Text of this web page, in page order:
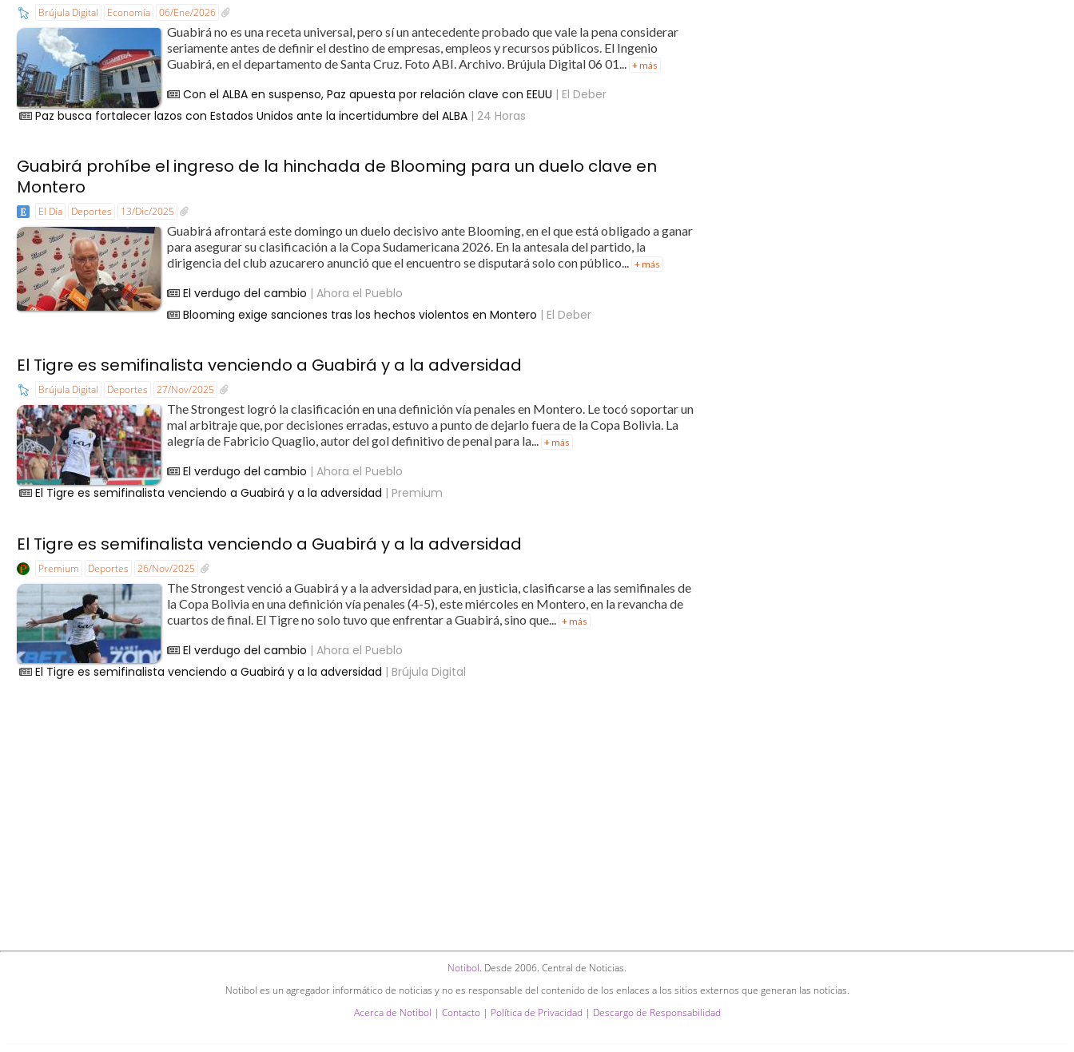
Brújula Digital Economía 06/Ene/2026
Guabirá no es una receta universal, pero sí un antecedente probado que vale la pena considerar
seriamente antes de definir el destino de empresas, empleos y recursos públicos. El Ingenio
Guabirá, en el departamento de Santa Cruz. Foto ABI. Archivo. Brújula Digital 06 01...
+ más
Con el ALBA en suspenso, Paz apuesta por relación clave con EEUU | El Deber
Paz busca fortalecer lazos con Estados Unidos ante la incertidumbre del ALBA | 24 Horas
Guabirá prohíbe el ingreso de la hinchada de Blooming para un duelo clave en
Montero
El Día Deportes 13/Dic/2025
Guabirá afrontará este domingo un duelo decisivo ante Blooming, en el que está obligado a ganar
para asegurar su clasificación a la Copa Sudamericana 2026. En la antesala del partido, la
dirigencia del club azucarero anunció que el encuentro se disputará solo con público... + más
El verdugo del cambio | Ahora el Pueblo
Blooming exige sanciones tras los hechos violentos en Montero | El Deber
El Tigre es semifinalista venciendo a Guabirá y a la adversidad
Brújula Digital Deportes 27/Nov/2025
The Strongest logró la clasificación en una definición vía penales en Montero. Le tocó soportar un
mal arbitraje que, por decisiones erradas, estuvo a punto de dejarlo fuera de la Copa Bolivia. La
alegría de Fabricio Quaglio, autor del gol definitivo de penal para la... + más
El verdugo del cambio | Ahora el Pueblo
El Tigre es semifinalista venciendo a Guabirá y a la adversidad | Premium
El Tigre es semifinalista venciendo a Guabirá y a la adversidad
Premium Deportes 26/Nov/2025
The Strongest venció a Guabirá y a la adversidad para, en justicia, clasificarse a las semifinales de
la Copa Bolivia en una definición vía penales (4-5), este miércoles en Montero, en la revancha de
cuartos de final. El Tigre no solo tuvo que enfrentar a Guabirá, sino que...
+ más
El verdugo del cambio | Ahora el Pueblo
El Tigre es semifinalista venciendo a Guabirá y a la adversidad | Brújula Digital
Notibol. Desde 2006. Central de Noticias.
Notibol es un agregador informático de noticias y no es responsable del contenido de los enlaces a los sitios externos que generan las noticias.
Acerca de Notibol | Contacto| Política de Privacidad | Descargo de Responsabilidad